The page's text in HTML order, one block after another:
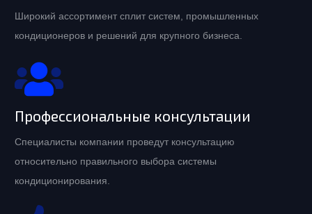
Широкий ассортимент сплит систем, промышленных
кондиционеров и решений для крупного бизнеса.
Профессиональные консультации
Специалисты компании проведут консультацию
относительно правильного выбора системы
кондиционирования.